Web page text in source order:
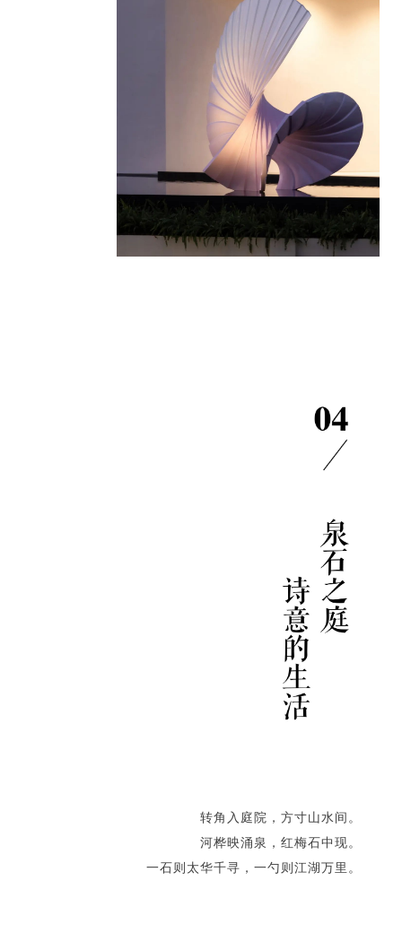
转角入庭院，方寸山水间。
河桦映涌泉，红梅石中现。
一石则太华千寻，一勺则江湖万里。